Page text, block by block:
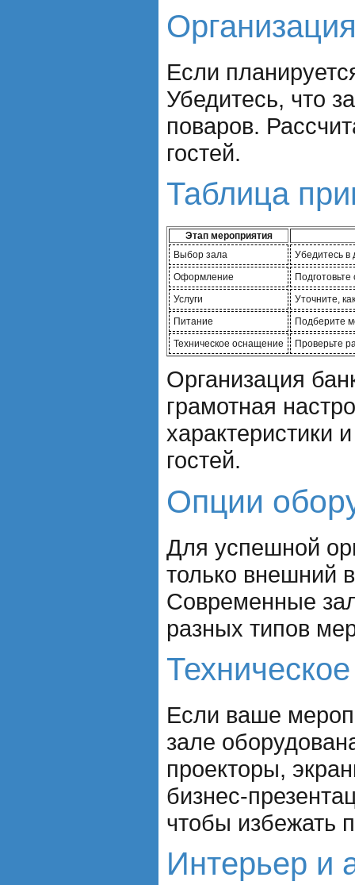
Если
Убедитесь, что
поваров.
гостей.
Таблица
Этап мероприятия
Выбор зала
Убедитесь в
Оформление
Услуги
Уточните,
Питание
Подберите
Техническое оснащение
Проверьте
Организация
грамотная
характеристики
гостей.
Опции
Для успешной
только внешний
Современные
разных типов
Если ваше
зале
проекторы,
бизнес-
чтобы избежать
Интерьер и